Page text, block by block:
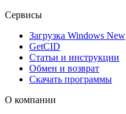
Сервисы
Загрузка Windows New
GetCID
Статьи и инструкции
Обмен и возврат
Скачать программы
О компании